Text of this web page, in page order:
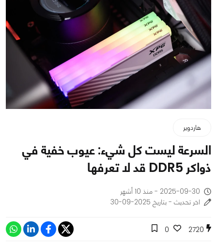
هاردوير
السرعة ليست كل شيء: عيوب خفية في
ذواكر DDR5 قد لا تعرفها
2025-09-30 - منذ 10 أشهر
اخر تحديث - بتاريخ 2025-09-30
2720
0